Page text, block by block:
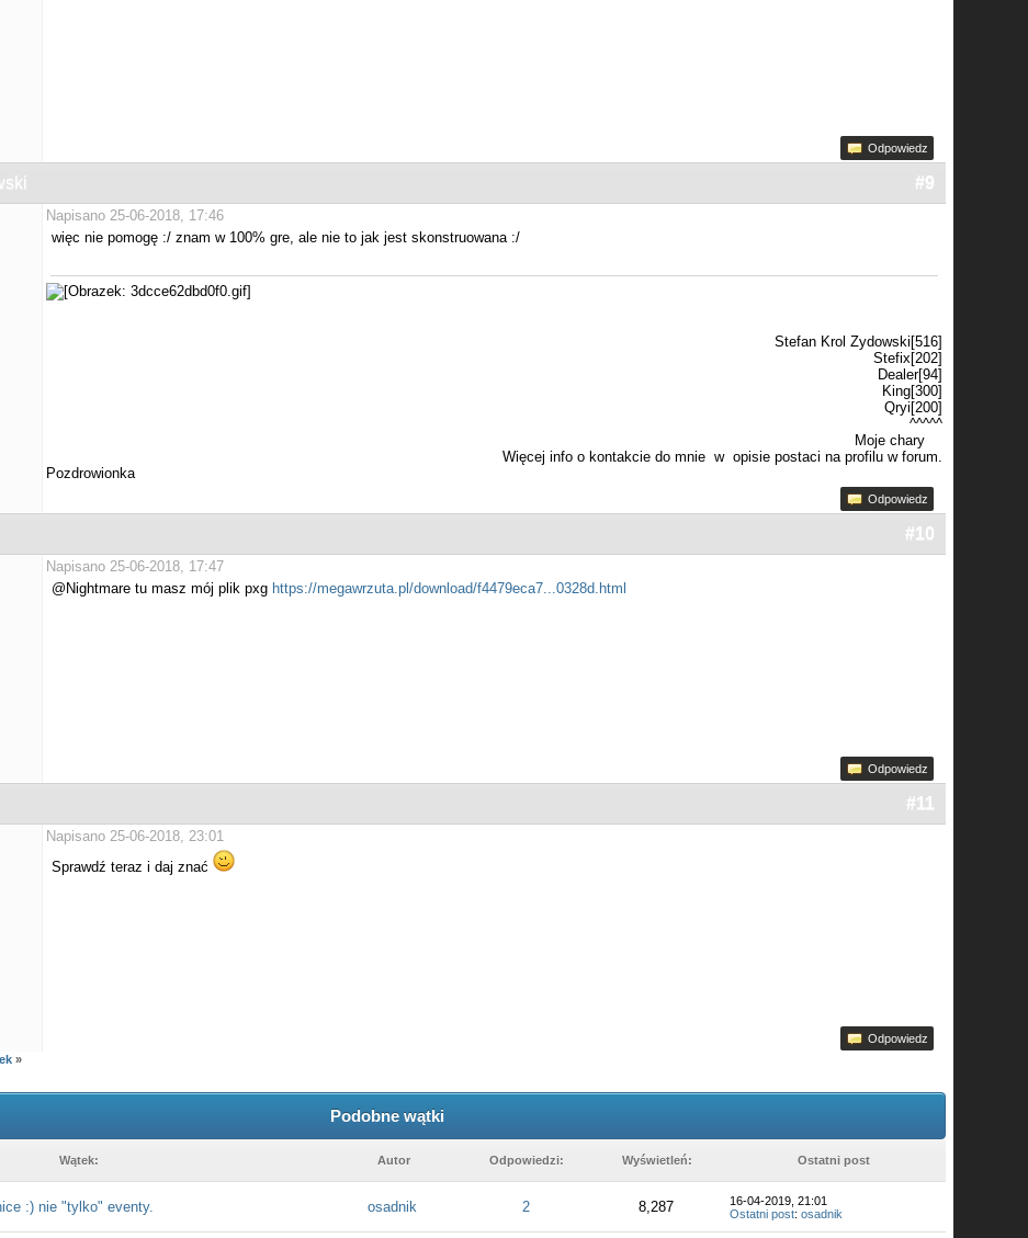
Odpowiedz
#9
Napisano 25-06-2018, 17:46
więc nie pomogę :/ znam w 100% gre, ale nie to jak jest skonstruowana :/
Stefan Krol Zydowski[516]
Stefix[202]
Dealer[94]
King[300]
Qryi[200]
^^^^^
Moje chary
Więcej info o kontakcie do mnie w opisie postaci na profilu w forum.
Pozdrowionka
Odpowiedz
#10
Napisano 25-06-2018, 17:47
@Nightmare tu masz mój plik pxg https://megawrzuta.pl/download/f4479eca7...0328d.html
Odpowiedz
#11
Napisano 25-06-2018, 23:01
Sprawdź teraz i daj znać
Odpowiedz
»
Podobne wątki
Wątek: Autor Odpowiedzi: Wyświetleń: Ostatni post
:) nie "tylko" eventy. osadnik 2 8,287
16-04-2019, 21:01
Ostatni post:osadnik